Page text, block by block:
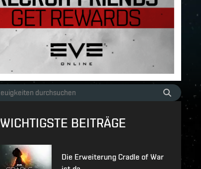
WICHTIGSTE BEITRÄGE
Die Erweiterung Cradle of War